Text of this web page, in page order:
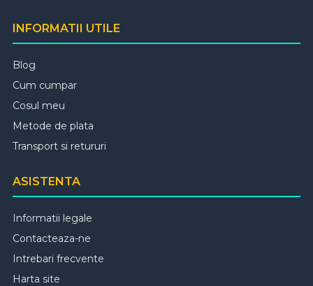
INFORMATII UTILE
Blog
Cum cumpar
Cosul meu
Metode de plata
Transport si retururi
ASISTENTA
Informatii legale
Contacteaza-ne
Intrebari frecvente
Harta site